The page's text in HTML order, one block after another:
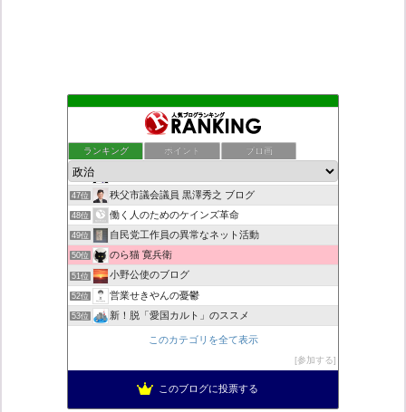
ランキング ポイント ブロ画
一輪の九の魔方陣「老子の道と徳（言霊の経綸）」の花が咲く
ついっちゃが速報
45位 こんなニュースにでくわした
46位
47位 秩父市議会議員 黒澤秀之 ブログ
48位 働く人のためのケインズ革命
49位 自民党工作員の異常なネット活動
50位 のら猫 寛兵衛
51位 小野公使のブログ
52位 営業せきやんの憂鬱
53位 新！脱「愛国カルト」のススメ
菜穂は猫が好き
ねずさんの学ぼう日本
このカテゴリを全て表示
参加する
このブログに投票する